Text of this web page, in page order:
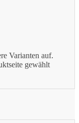
Varianten auf.
gewählt